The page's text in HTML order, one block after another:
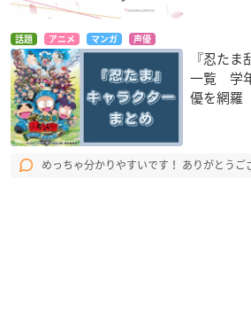
話題 アニメ マンガ 声優
『忍た
一覧 学
優を網羅
めっちゃ分かりやすいです！ ありがとうご